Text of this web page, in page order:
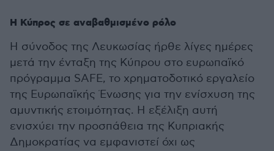
Η Κύπρος σε αναβαθμισμένο ρόλο
Η σύνοδος της Λευκωσίας ήρθε λίγες ημέρες
μετά την ένταξη της Κύπρου στο ευρωπαϊκό
πρόγραμμα SAFE, το χρηματοδοτικό εργαλείο
της Ευρωπαϊκής Ένωσης για την ενίσχυση της
αμυντικής ετοιμότητας. Η εξέλιξη αυτή
ενισχύει την προσπάθεια της Κυπριακής
Δημοκρατίας να εμφανιστεί όχι ως